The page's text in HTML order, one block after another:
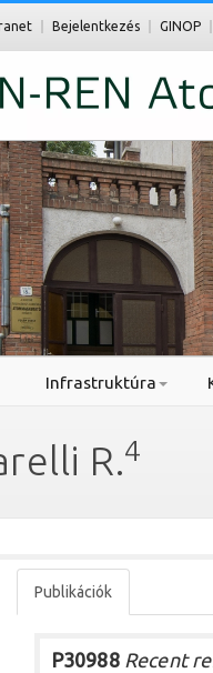
Bejelentkezés
GINOP
Infrastruktúra
R.4
Publikációk
P30988Recent